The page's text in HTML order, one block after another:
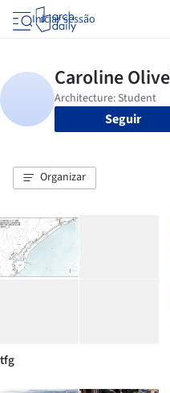
Iniciar sessão
Seguir
Organizar
tfg